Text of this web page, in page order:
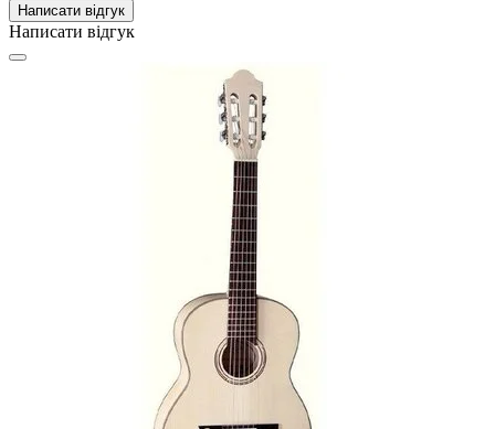
Написати відгук
Написати відгук